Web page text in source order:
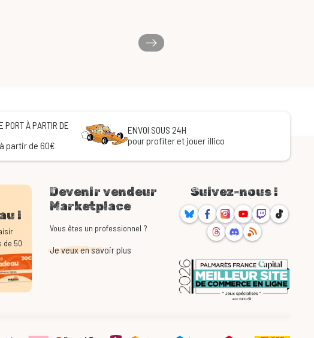
PORT À PARTIR DE
partir de 60€
ENVOI SOUS 24H
pour profiter et jouer illico
!
de 50
Devenir vendeur
Marketplace
Vous êtes un professionnel ?
Je veux en savoir plus
Suivez-nous !
BlueskyFacebookInstagram
YoutubeTwitchTikTok
ThreadsDiscord
RSS